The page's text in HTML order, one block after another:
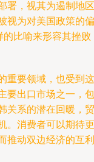
署，视其为遏制地区
视为对美国政策的偏
的比喻来形容其挫败
重要领域，也受到这
要出口市场之一，包
关系的潜在回暖，贸
。消费者可以期待更
推动双边经济的互利